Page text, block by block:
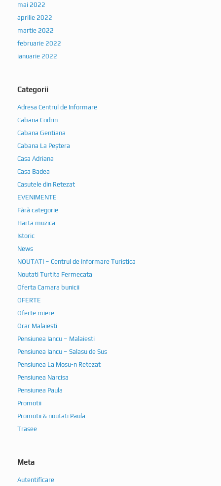
mai 2022
aprilie 2022
martie 2022
februarie 2022
ianuarie 2022
Categorii
Adresa Centrul de Informare
Cabana Codrin
Cabana Gentiana
Cabana La Peștera
Casa Adriana
Casa Badea
Casutele din Retezat
EVENIMENTE
Fără categorie
Harta muzica
Istoric
News
NOUTATI – Centrul de Informare Turistica
Noutati Turtita Fermecata
Oferta Camara bunicii
OFERTE
Oferte miere
Orar Malaiesti
Pensiunea Iancu – Malaiesti
Pensiunea Iancu – Salasu de Sus
Pensiunea La Mosu-n Retezat
Pensiunea Narcisa
Pensiunea Paula
Promotii
Promotii & noutati Paula
Trasee
Meta
Autentificare